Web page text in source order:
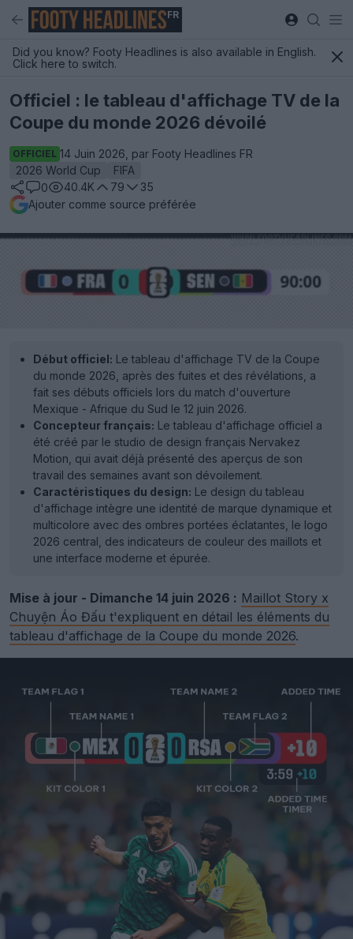
FR
Did you know? Footy Headlines is also available in English.
Click here to switch.
Officiel : le tableau d'affichage TV de la
Coupe du monde 2026 dévoilé
OFFICIEL 14 Juin 2026, par Footy Headlines FR
2026 World Cup
FIFA
0
40.4K 79
35
Ajouter comme source préférée
Début officiel: Le tableau d'affichage TV de la Coupe
du monde 2026, après des fuites et des révélations, a
fait ses débuts officiels lors du match d'ouverture
Mexique - Afrique du Sud le 12 juin 2026.
Concepteur français: Le tableau d'affichage officiel a
été créé par le studio de design français Nervakez
Motion, qui avait déjà présenté des aperçus de son
travail des semaines avant son dévoilement.
Caractéristiques du design: Le design du tableau
d'affichage intègre une identité de marque dynamique et
multicolore avec des ombres portées éclatantes, le logo
2026 central, des indicateurs de couleur des maillots et
une interface moderne et épurée.
Mise à jour - Dimanche 14 juin 2026 : Maillot Story x
Chuyện Áo Đấu t'expliquent en détail les éléments du
tableau d'affichage de la Coupe du monde 2026.